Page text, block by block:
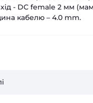
- DC female 2 мм
кабелю – 4.0 mm.